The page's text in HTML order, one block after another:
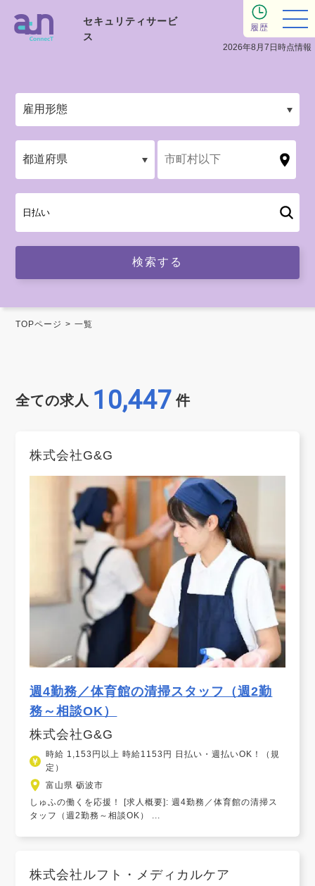
セキュリティサービ
ス
2026年8月7日時点情報
履歴
TOPページ 一覧
全ての求人 10,447 件
株式会社G&G
週4勤務／体育館の清掃スタッフ（週2勤
務～相談OK）
株式会社G&G
時給 1,153円以上 時給1153円 日払い・週払いOK！（規
定）
富山県 砺波市
しゅふの働くを応援！ [求人概要]: 週4勤務／体育館の清掃ス
タッフ（週2勤務～相談OK） ...
株式会社ルフト・メディカルケア